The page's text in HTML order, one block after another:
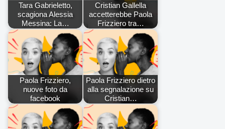
Tara Gabrieletto,
scagiona Alessia
Messina: La…
Cristian Gallella
accetterebbe Paola
Frizziero tra…
Paola Frizziero,
nuove foto da
facebook
Paola Frizziero dietro
alla segnalazione su
Cristian…